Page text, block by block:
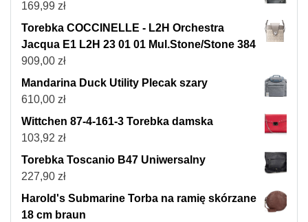
169,99 zł
Torebka COCCINELLE - L2H Orchestra
Jacqua E1 L2H 23 01 01 Mul.Stone/Stone 384
909,00 zł
Mandarina Duck Utility Plecak szary
610,00 zł
Wittchen 87-4-161-3 Torebka damska
103,92 zł
Torebka Toscanio B47 Uniwersalny
227,90 zł
Harold's Submarine Torba na ramię skórzane
18 cm braun